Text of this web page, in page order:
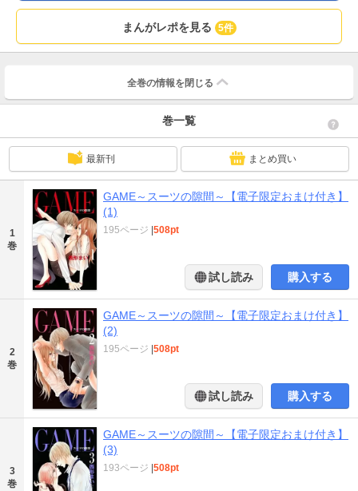
まんがレポを見る 5件
全巻の情報を 閉じる
巻一覧
最新刊 まとめ買い
1
巻
GAME～スーツの隙間～【電子限定おまけ付き】
(1)
195ページ 508pt
試し読み 購入する
2
巻
GAME～スーツの隙間～【電子限定おまけ付き】
(2)
195ページ 508pt
試し読み 購入する
3
巻
GAME～スーツの隙間～【電子限定おまけ付き】
(3)
193ページ 508pt